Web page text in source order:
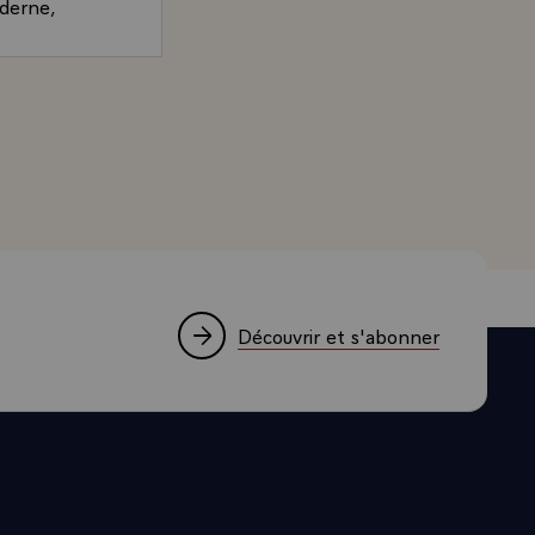
l'appui
à
dès
de
Président de la République, sur les relations
Découvrir et s'abonner